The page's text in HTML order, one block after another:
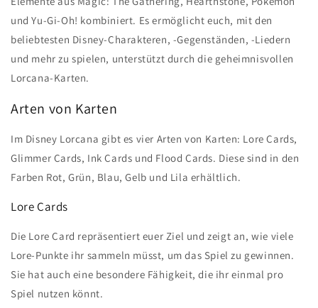
und Yu-Gi-Oh! kombiniert. Es ermöglicht euch, mit den
beliebtesten Disney-Charakteren, -Gegenständen, -Liedern
und mehr zu spielen, unterstützt durch die geheimnisvollen
Lorcana-Karten.
Arten von Karten
Im Disney Lorcana gibt es vier Arten von Karten: Lore Cards,
Glimmer Cards, Ink Cards und Flood Cards. Diese sind in den
Farben Rot, Grün, Blau, Gelb und Lila erhältlich.
Lore Cards
Die Lore Card repräsentiert euer Ziel und zeigt an, wie viele
Lore-Punkte ihr sammeln müsst, um das Spiel zu gewinnen.
Sie hat auch eine besondere Fähigkeit, die ihr einmal pro
Spiel nutzen könnt.